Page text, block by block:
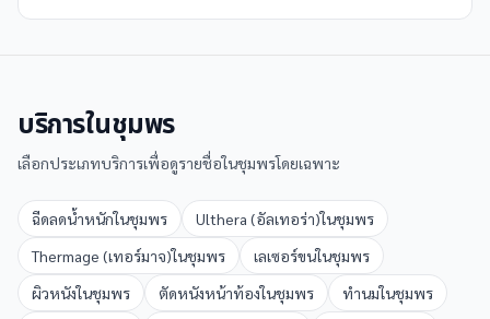
บริการในชุมพร
เลือกประเภทบริการเพื่อดูรายชื่อในชุมพรโดยเฉพาะ
ฉีดลดน้ำหนักในชุมพร Ulthera (อัลเทอร่า)ในชุมพร
Thermage (เทอร์มาจ)ในชุมพร เลเซอร์ขนในชุมพร
ผิวหนังในชุมพร ตัดหนังหน้าท้องในชุมพร ทำนมในชุมพร